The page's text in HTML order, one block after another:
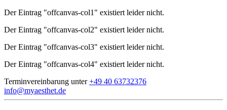
Der Eintrag "offcanvas-col1" existiert leider nicht.
Der Eintrag "offcanvas-col2" existiert leider nicht.
Der Eintrag "offcanvas-col3" existiert leider nicht.
Der Eintrag "offcanvas-col4" existiert leider nicht.
Terminvereinbarung unter+49 40 63732376
info@myaesthet.de